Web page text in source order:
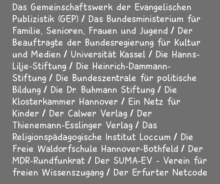
Das Gemeinschaftswerk der Evangelischen
Publizistik (GEP)
Das Bundesministerium für
Familie, Senioren, Frauen und Jugend
Der
Beauftragte der Bundesregierung für Kultur
und Medien
Universität Kassel
Die Hanns-
Lilje-Stiftung
Die Heinrich-Dammann-
Stiftung
Die Bundeszentrale für politische
Bildung
Die Dr. Buhmann Stiftung
Die
Klosterkammer Hannover
Ein Netz für
Kinder
Der Calwer Verlag
Der
Thienemann-Esslinger Verlag
Das
Religionspädagogische Institut Loccum
Die
Freie Waldorfschule Hannover-Bothfeld
Der
MDR-Rundfunkrat
Der SUMA-EV - Verein für
freien Wissenszugang
Der Erfurter Netcode